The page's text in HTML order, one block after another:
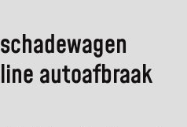
autoafbraak